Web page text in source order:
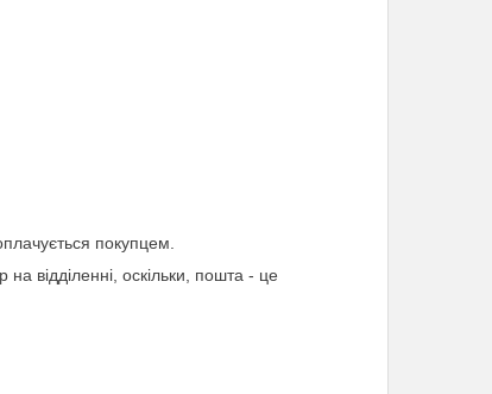
покупцем.
відділенні, оскільки, пошта - це